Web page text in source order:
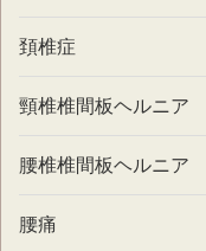
頚椎症
頸椎椎間板ヘルニア
腰椎椎間板ヘルニア
腰痛